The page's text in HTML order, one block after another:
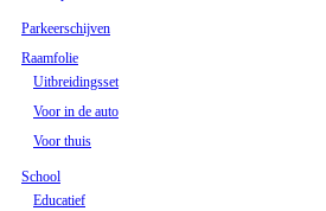
Parkeerschijven
Raamfolie
Uitbreidingsset
Voor in de auto
Voor thuis
School
Educatief